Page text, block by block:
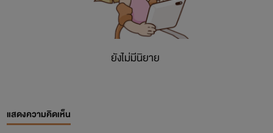
ยังไม่มีนิยาย
แสดงความคิดเห็น